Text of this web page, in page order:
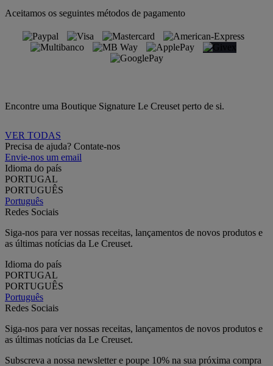
Aceitamos os seguintes métodos de pagamento
Encontre uma Boutique Signature Le Creuset perto de si.
VER TODAS
Precisa de ajuda? Contate-nos
Envie-nos um email
Idioma do país
PORTUGAL
PORTUGUÊS
Português
Redes Sociais
Siga-nos para ver nossas receitas, lançamentos de novos produtos e
as últimas notícias da Le Creuset.
Idioma do país
PORTUGAL
PORTUGUÊS
Português
Redes Sociais
Siga-nos para ver nossas receitas, lançamentos de novos produtos e
as últimas notícias da Le Creuset.
Subscreva a nossa newsletter e poupe 10% na sua próxima compra